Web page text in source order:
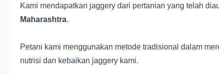
Kami mendapatkan jaggery dari pertanian yang telah
Maharashtra.
Petani kami menggunakan metode tradisional dalam
nutrisi dan kebaikan jaggery kami.